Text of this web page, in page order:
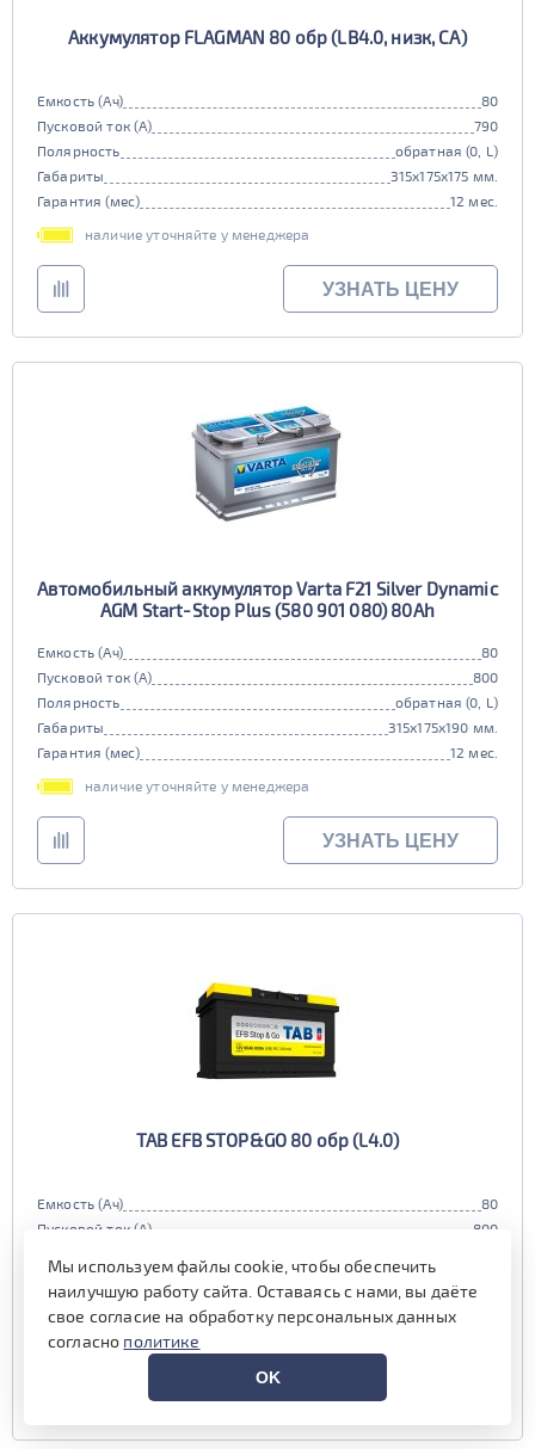
Аккумулятор FLAGMAN 80 обр (LB4.0, низк, CA)
Емкость (Ач)
80
Пусковой ток (А)
790
Полярность
обратная (0, L)
Габариты
315x175x175 мм.
Гарантия (мес)
12 мес.
наличие уточняйте у менеджера
УЗНАТЬ ЦЕНУ
Автомобильный аккумулятор Varta F21 Silver Dynamic
AGM Start-Stop Plus (580 901 080) 80Ah
Емкость (Ач)
80
Пусковой ток (А)
800
Полярность
обратная (0, L)
Габариты
315x175x190 мм.
Гарантия (мес)
12 мес.
наличие уточняйте у менеджера
УЗНАТЬ ЦЕНУ
TAB EFB STOP&GO 80 обр (L4.0)
Емкость (Ач)
80
Пусковой ток (А)
800
Гарантия (мес)
наличие уточняйте у менеджера
УЗНАТЬ ЦЕНУ
Мы используем файлы cookie, чтобы обеспечить
наилучшую работу сайта. Оставаясь с нами, вы даёте
свое согласие на обработку персональных данных
согласно политике
OK